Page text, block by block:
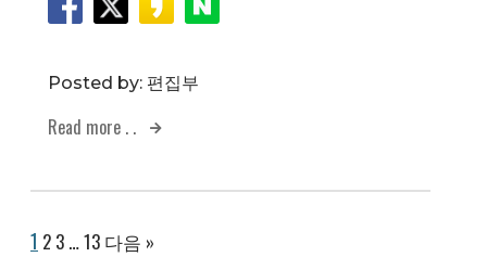
Posted by: 편집부
Read more . .
1 2 3 …13 다음 »